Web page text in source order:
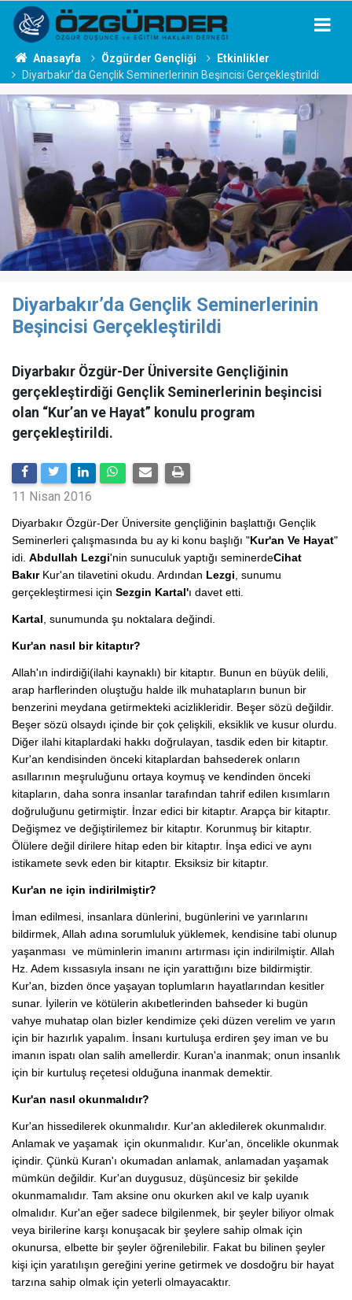
Anasayfa Özgürder Gençliği
Etkinlikler
Diyarbakır’da Gençlik Seminerlerinin Beşincisi Gerçekleştirildi
Diyarbakır’da Gençlik Seminerlerinin
Beşincisi Gerçekleştirildi
Diyarbakır Özgür-Der Üniversite Gençliğinin
gerçekleştirdiği Gençlik Seminerlerinin beşincisi
olan “Kur’an ve Hayat” konulu program
gerçekleştirildi.
11 Nisan 2016
Diyarbakır Özgür-Der Üniversite gençliğinin başlattığı Gençlik
Seminerleri çalışmasında bu ay ki konu başlığı "Kur'an Ve Hayat"
idi. Abdullah Lezgi'nin sunuculuk yaptığı seminerdeCihat
BakırKur'an tilavetini okudu. Ardından Lezgi , sunumu
gerçekleştirmesi için Sezgin Kartal'ı davet etti.
Kartal , sunumunda şu noktalara değindi.
Kur'an nasıl bir kitaptır?
Allah'ın indirdiği(ilahi kaynaklı) bir kitaptır. Bunun en büyük delili,
arap harflerinden oluştuğu halde ilk muhatapların bunun bir
benzerini meydana getirmekteki acizlikleridir. Beşer sözü değildir.
Beşer sözü olsaydı içinde bir çok çelişkili, eksiklik ve kusur olurdu.
Diğer ilahi kitaplardaki hakkı doğrulayan, tasdik eden bir kitaptır.
Kur'an kendisinden önceki kitaplardan bahsederek onların
asıllarının meşruluğunu ortaya koymuş ve kendinden önceki
kitapların, daha sonra insanlar tarafından tahrif edilen kısımların
doğruluğunu getirmiştir. İnzar edici bir kitaptır. Arapça bir kitaptır.
Değişmez ve değiştirilemez bir kitaptır. Korunmuş bir kitaptır.
Ölülere değil dirilere hitap eden bir kitaptır. İnşa edici ve aynı
istikamete sevk eden bir kitaptır. Eksiksiz bir kitaptır.
Kur'an ne için indirilmiştir?
İman edilmesi, insanlara dünlerini, bugünlerini ve yarınlarını
bildirmek, Allah adına sorumluluk yüklemek, kendisine tabi olunup
yaşanması ve müminlerin imanını artırması için indirilmiştir. Allah
Hz. Adem kıssasıyla insanı ne için yarattığını bize bildirmiştir.
Kur'an, bizden önce yaşayan toplumların hayatlarından kesitler
sunar. İyilerin ve kötülerin akıbetlerinden bahseder ki bugün
vahye muhatap olan bizler kendimize çeki düzen verelim ve yarın
için bir hazırlık yapalım. İnsanı kurtuluşa erdiren şey iman ve bu
imanın ispatı olan salih amellerdir. Kuran'a inanmak; onun insanlık
için bir kurtuluş reçetesi olduğuna inanmak demektir.
Kur'an nasıl okunmalıdır?
Kur'an hissedilerek okunmalıdır. Kur'an akledilerek okunmalıdır.
Anlamak ve yaşamak için okunmalıdır. Kur'an, öncelikle okunmak
içindir. Çünkü Kuran'ı okumadan anlamak, anlamadan yaşamak
mümkün değildir. Kur'an duygusuz, düşüncesiz bir şekilde
okunmamalıdır. Tam aksine onu okurken akıl ve kalp uyanık
olmalıdır. Kur'an eğer sadece bilgilenmek, bir şeyler biliyor olmak
veya birilerine karşı konuşacak bir şeylere sahip olmak için
okunursa, elbette bir şeyler öğrenilebilir. Fakat bu bilinen şeyler
kişi için yaratılışın gereğini yerine getirmek ve dosdoğru bir hayat
tarzına sahip olmak için yeterli olmayacaktır.